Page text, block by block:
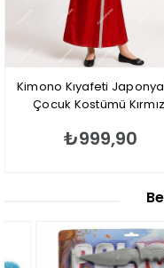
Kimono Kıyafeti Japonya
Çocuk Kostümü
₺999,90